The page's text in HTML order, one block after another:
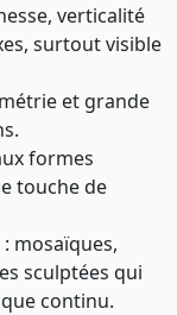
verticalité
surtout visible
et grande
formes
touche de
mosaïques,
sculptées qui
continu.